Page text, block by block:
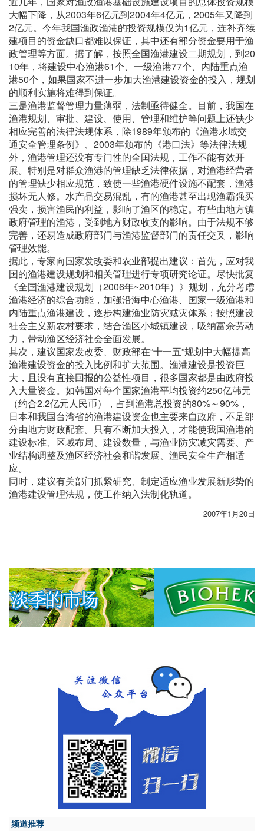
大幅下降，从2003年6亿元到2004年4亿元，2005年又降到
2亿元。今年我国渔政渔港的投资规模仅为1亿元，连补齐续
建项目的资金缺口都难以保证，其中还有部分资金要用于渔
政管理等方面。据了解，按照全国渔港建设二期规划，到20
10年，将建设中心渔港61个、一级渔港77个、内陆重点渔
港50个，如果国家不进一步加大渔港建设资金的投入，规划
的顺利实施将难得到保证。
三是渔港监督管理力量薄弱，法制亟待健全。目前，我国在
渔港规划、审批、建设、使用、管理和维护等问题上还缺少
相应完善的法律法规体系，除1989年颁布的《渔港水域交
通安全管理条例》、2003年颁布的《港口法》等法律法规
外，渔港管理还没有专门性的全国法规，工作不能有效开
展。特别是对群众渔港的管理缺乏法律依据，对渔港经营者
的管理缺少相应规范，致使一些渔港硬件设施不配套，渔港
损坏无人修。水产品交易混乱，有的渔港甚至出现渔霸强买
强卖，损害渔民的利益，影响了渔区的稳定。有些由地方镇
政府管理的渔港，受到地方财政收支的影响。由于法规不够
完善，还易造成政府部门与渔港监督部门的责任交叉，影响
管理效能。
据此，专家向国家发改委和农业部提出建议：首先，应对我
国的渔港建设规划和相关管理进行专项研究论证。尽快批复
《全国渔港建设规划（2006年~2010年）》规划，充分考虑
渔港经济的综合功能，加强沿海中心渔港、国家一级渔港和
内陆重点渔港建设，逐步构建渔业防灾减灾体系；按照建设
社会主义新农村要求，结合渔区小城镇建设，吸纳富余劳动
力，带动渔区经济社会全面发展。
其次，建议国家发改委、财政部在“十一五”规划中大幅提高
渔港建设资金的投入比例和扩大范围。渔港建设是投资巨
大，且没有直接回报的公益性项目，很多国家都是由政府投
入大量资金。如韩国对每个国家渔港平均投资约250亿韩元
（约合2.2亿元人民币），占到渔港总投资的80%～90%，
日本和我国台湾省的渔港建设资金也主要来自政府，不足部
分由地方财政配套。只有不断加大投入，才能使我国渔港的
建设标准、区域布局、建设数量，与渔业防灾减灾需要、产
业结构调整及渔区经济社会和谐发展、渔民安全生产相适
应。
同时，建议有关部门抓紧研究、制定适应渔业发展新形势的
渔港建设管理法规，使工作纳入法制化轨道。
2007年1月20日
频道推荐